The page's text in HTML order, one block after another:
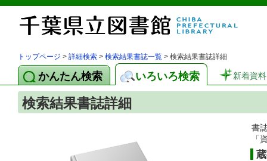
トップページ > 詳細検索 > 検索結果書誌一覧 > 検索結果書誌詳細
かんたん検索 いろいろ検索 新着資料
検索結果書誌詳細
書
「